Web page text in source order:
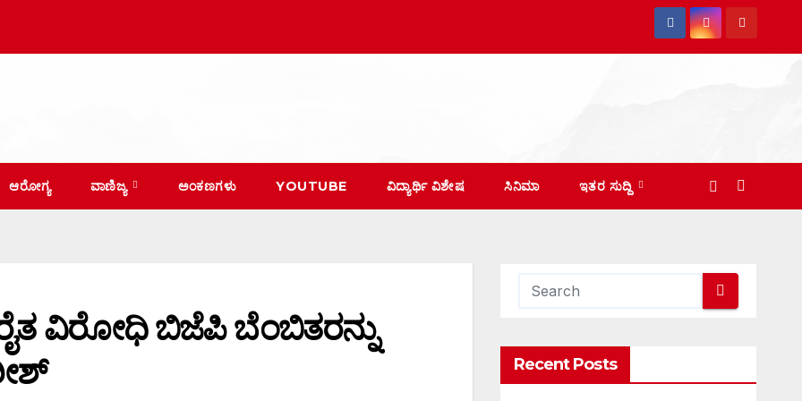
ಆರೋಗ್ಯ ವಾಣಿಜ್ಯ ಅಂಕಣಗಳು YOUTUBE ವಿದ್ಯಾರ್ಥಿ ವಿಶೇಷ ಸಿನಿಮಾ ಇತರ ಸುದ್ದಿ
ವಿರೋಧಿ ಬಿಜೆಪಿ ಬೆಂಬಿತರನ್ನು
Recent Posts